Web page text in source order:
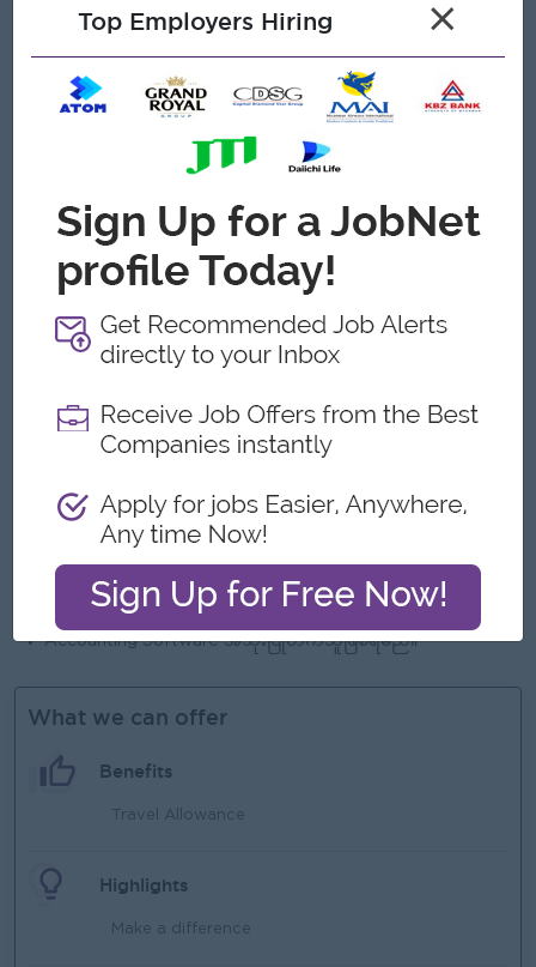
English Version
Must be a university graduate or have completed all
academic requirements.
Must have at least two (2) years of relevant work
Must possess an LCCI Level 2 certificate.
Must be proficient in Computer applications and
Microsoft Office, particularly Advanced Excel and Word.
Must have good interpersonal and communication skills
and be able to work effectively as part of a team.
Must be proficient in using Accounting Software.
ဘွဲ့ရရှိပြီးသူ (သို့မဟုတ်) ကျောင်းကိစ္စကင်းရှင်းသူဖြစ်ရမည်။
သက်ဆိုင်ရာလုပ်ငန်းအတွေ့အကြုံ (၂)နှစ်ရှိသူဖြစ်ရမည်။
LCCI Level (2) လက်မှတ်ကိုင်ဆောင်ထားသူဖြစ်ရမည်။
Computer/ Miscrosoft Office, Advance (Excel-
Word)အသုံးပြုတက်ရမည်။
ပေါင်းသင်းဆက်ဆံရေးကောင်းမွန်ပြီး အများနှင့်တွဲဖက်အလုပ်
လုပ်ကိုင်နိုင်သူဖြစ်ရမည်။
Accounting Software အသုံးပြုတက်သူဖြစ်ရမည်။
What we can offer
Benefits
Travel Allowance
Highlights
Make a difference
Top Employers Hiring ×